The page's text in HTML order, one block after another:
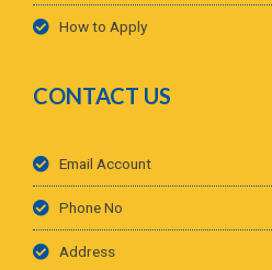
How to Apply
CONTACT US
Email Account
Phone No
Address